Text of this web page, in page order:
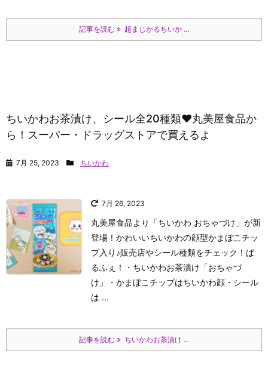
記事を読む 超まじかるちいか ...
ちいかわお茶漬け、シール全20種類♥丸美屋食品か
ら！スーパー・ドラッグストアで買えるよ
7月 25, 2023 ちいかわ
7月 26, 2023
丸美屋食品より「ちいかわ おちゃづけ」が新
登場！かわいいちいかわの顔型かまぼこチッ
プ入り♪販売店やシール種類をチェック！ぱ
るふぇ！
・ちいかわお茶漬け「おちゃづ
け」
・かまぼこチップはちいかわ顔 ・シール
は ...
記事を読む ちいかわお茶漬け ...